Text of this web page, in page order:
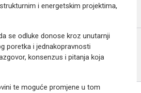
i energetskim projektima,
se odluke donose kroz unutarnji
poretka i jednakopravnosti
konsenzus i pitanja koja
te moguće promjene u tom